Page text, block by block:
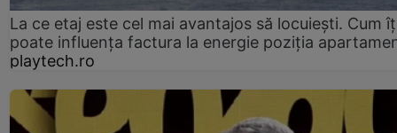
La ce etaj este cel mai avantajos să locuiești. Cum
poate influența factura la energie poziția
playtech.ro